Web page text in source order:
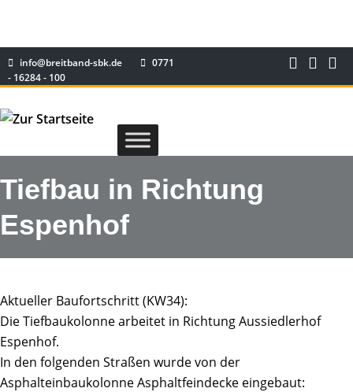
info@breitband-sbk.de
0771
- 16284 - 100
Tiefbau in Richtung
Espenhof
Aktueller Baufortschritt (KW34):
Die Tiefbaukolonne arbeitet in Richtung Aussiedlerhof
Espenhof.
In den folgenden Straßen wurde von der
Asphalteinbaukolonne Asphaltfeindecke eingebaut: